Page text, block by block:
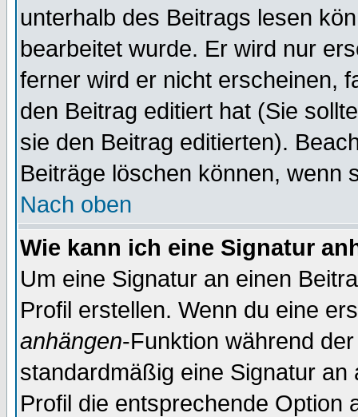
unterhalb des Beitrags lesen
bearbeitet wurde. Er wird nur
ferner wird er nicht erscheinen,
den Beitrag editiert hat (Sie
sie den Beitrag editierten).
Beiträge löschen können, wenn
Nach oben
Wie kann ich eine Signatur
Um eine Signatur an einen
Profil erstellen. Wenn du eine
anhängen-Funktion während
standardmäßig eine Signatur
Profil die entsprechende Option